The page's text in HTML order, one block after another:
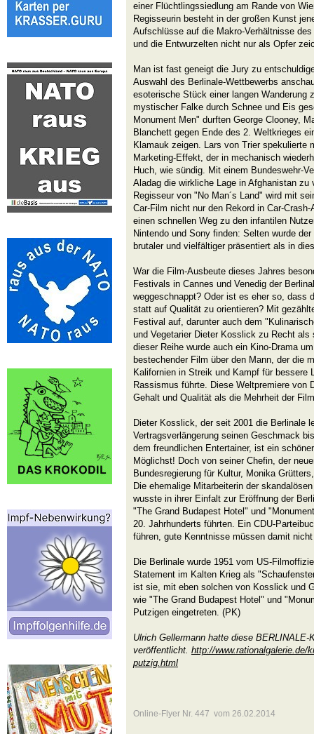
einer Flüchtlingssiedlung am Rande von
Regisseurin besteht in der großen Kunst
Aufschlüsse auf die Makro-Verhältnisse
und die Entwurzelten nicht nur als Opfer
Man ist fast geneigt die Jury zu
Auswahl des Berlinale-Wettbewerbs
esoterische Stück einer langen Wanderung
mystischer Falke durch Schnee und Eis
Monument Men" durften George Clooney,
Blanchett gegen Ende des 2. Weltkrieges
Klamauk zeigen. Lars von Trier spekulierte
Marketing-Effekt, der in mechanisch
Huch, wie sündig. Mit einem Bundeswehr-
Aladag die wirkliche Lage in Afghanistan zu
Regisseur von "No Man´s Land" wird mit
Car-Film nicht nur den Rekord in Car-
einen schnellen Weg zu den infantilen
Nintendo und Sony finden: Selten wurde
brutaler und vielfältiger präsentiert als in
War die Film-Ausbeute dieses Jahres
Festivals in Cannes und Venedig der
weggeschnappt? Oder ist es eher so, dass
statt auf Qualität zu orientieren? Mit
Festival auf, darunter auch dem
und Vegetarier Dieter Kosslick zu Recht
dieser Reihe wurde auch ein Kino-Drama
bestechender Film über den Mann, der die
Kalifornien in Streik und Kampf für bessere
Rassismus führte. Diese Weltpremiere von
Gehalt und Qualität als die Mehrheit der
Dieter Kosslick, der seit 2001 die Berlinale
Vertragsverlängerung seinen Geschmack
dem freundlichen Entertainer, ist ein
Möglichst! Doch von seiner Chefin, der
Bundesregierung für Kultur, Monika
Die ehemalige Mitarbeiterin der
wusste in ihrer Einfalt zur Eröffnung der
"The Grand Budapest Hotel" und
20. Jahrhunderts führten. Ein CDU-
führen, gute Kenntnisse müssen damit
Die Berlinale wurde 1951 vom US-
Statement im Kalten Krieg als
ist sie, mit eben solchen von Kosslick und
wie "The Grand Budapest Hotel" und
Putzigen eingetreten. (PK)
Ulrich Gellermann hatte diese
veröffentlicht. http://www.rationalgalerie.de/
putzig.html
Online-Flyer Nr. 447 vom 26.02.2014